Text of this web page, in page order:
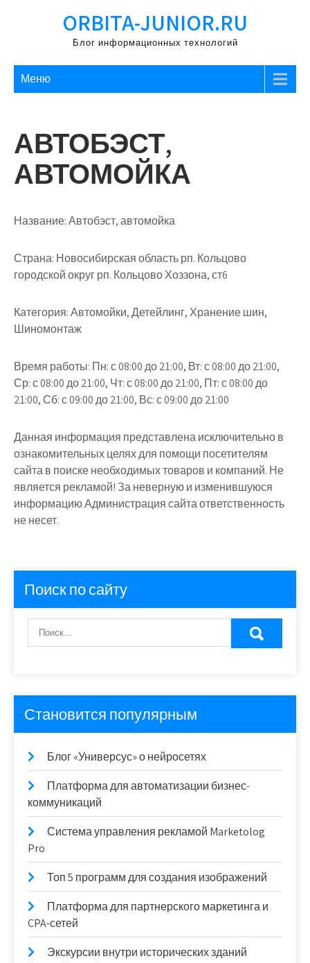
ORBITA-JUNIOR.RU
Блог информационных технологий
Меню
АВТОБЭСТ,
АВТОМОЙКА
Название:Автобэст, автомойка
Страна: Новосибирская область рп. Кольцово
городской округ рп. Кольцово Хоззона, ст6
Категория:Автомойки, Детейлинг, Хранение шин,
Шиномонтаж
Время работы: Пн: с 08:00 до 21:00, Вт: с 08:00 до 21:00,
Ср: с 08:00 до 21:00, Чт: с 08:00 до 21:00, Пт: с 08:00 до
21:00, Сб: с 09:00 до 21:00, Вс: с 09:00 до 21:00
Данная информация представлена исключительно в
ознакомительных целях для помощи посетителям
сайта в поиске необходимых товаров и компаний. Не
является рекламой! За неверную и изменившуюся
информацию Администрация сайта ответственность
не несет.
Поиск по сайту
Становится популярным
Блог «Универсус» о нейросетях
Платформа для автоматизации бизнес-
коммуникаций
Система управления рекламой Marketolog
Pro
Топ 5 программ для создания изображений
Платформа для партнерского маркетинга и
CPA-сетей
Экскурсии внутри исторических зданий